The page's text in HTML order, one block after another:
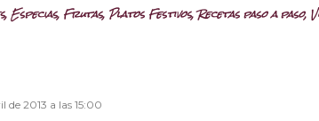
Especias Frutas Platos Festivos Recetas paso a paso
de 2013 a las 15:00